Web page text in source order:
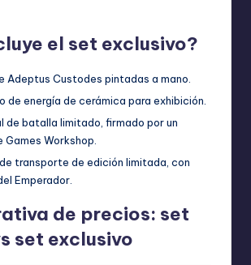
el set exclusivo?
Adeptus Custodes pintadas a mano.
de energía de cerámica para exhibición.
de batalla limitado, firmado por un
Workshop.
transporte de edición limitada, con
Emperador.
de precios: set
set exclusivo